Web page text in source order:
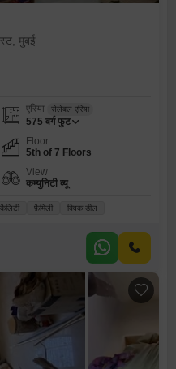
मुंबई
एरिया सेलेबल एरिया
575 वर्ग फुट
Floor
5th of 7 Floors
View
कम्युनिटी व्यू
फ़ैमिली क्विक डील